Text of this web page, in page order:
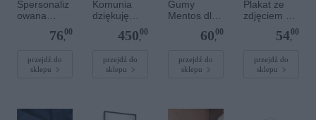
Spersonaliz
owana
bransoletka
sznurkowa -
Złote kółko
76,
00
przejdź do
sklepu
Komunia
dziękuję
Mentos
żucia
450,
00
przejdź do
sklepu
Gumy
Mentos dla
komunijnych
60,
00
przejdź do
sklepu
Plakat ze
zdjęciem 20
54,
00
przejdź do
sklepu